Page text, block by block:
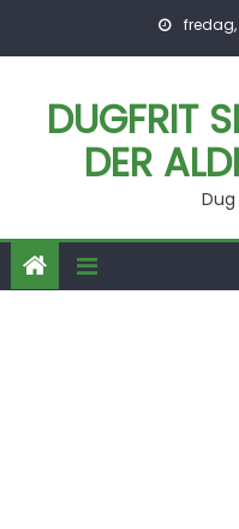
fredag,
DUGFRIT
DER